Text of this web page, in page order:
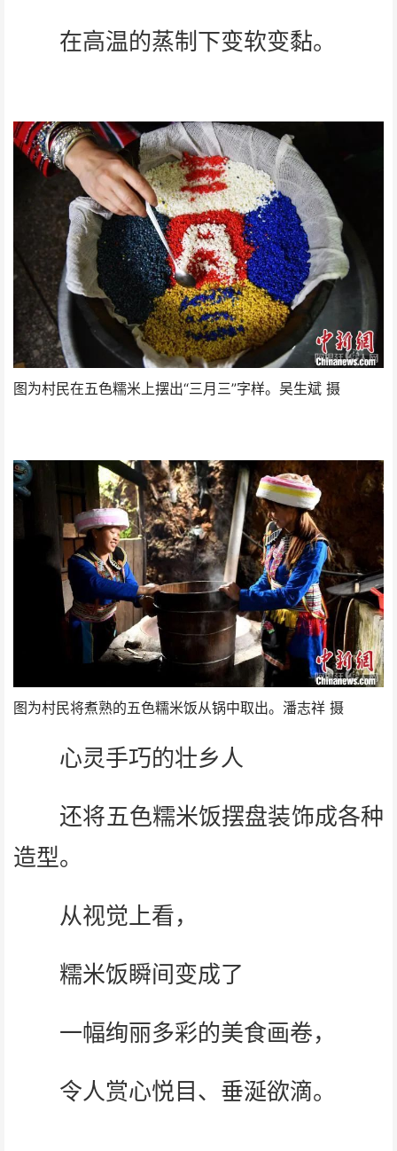
在高温的蒸制下变软变黏。
图为村民在五色糯米上摆出“三月三”字样。吴生斌 摄
图为村民将煮熟的五色糯米饭从锅中取出。潘志祥 摄
心灵手巧的壮乡人
还将五色糯米饭摆盘装饰成各种
造型。
从视觉上看，
糯米饭瞬间变成了
一幅绚丽多彩的美食画卷，
令人赏心悦目、垂涎欲滴。